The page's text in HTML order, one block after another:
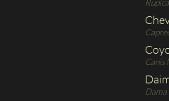
Canis
Dama